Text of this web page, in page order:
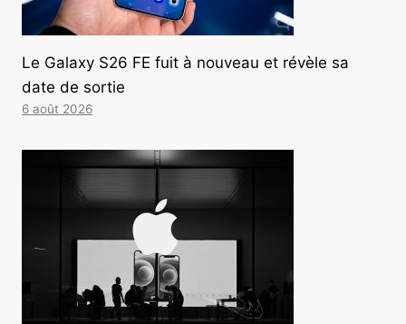
Le Galaxy S26 FE fuit à nouveau et révèle sa
date de sortie
6 août 2026